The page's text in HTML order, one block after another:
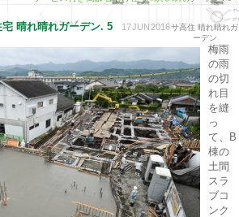
17JUN2016サ高住 晴れ晴れガ
ーデン
晴れ晴れガーデン. 5
梅雨
の雨
の切
れ目
を縫
っ
て、B
棟の
土間
スラ
ブコ
ンク